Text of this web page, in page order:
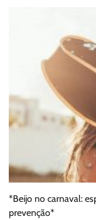
*Beijo no carnaval:
prevenção*